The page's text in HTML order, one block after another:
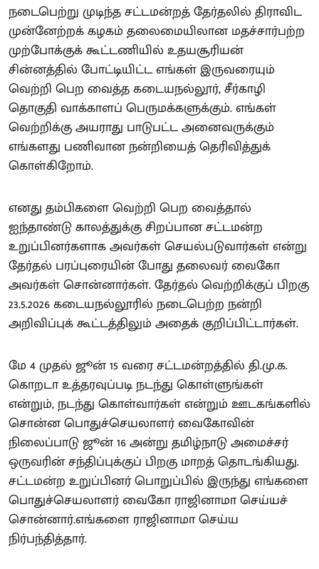
நடைபெற்று முடிந்த சட்டமன்றத் தேர்தலில் திராவிட
முன்னேற்றக் கழகம் தலைமையிலான மதச்சார்பற்ற
முற்போக்குக் கூட்டணியில் உதயசூரியன்
சின்னத்தில் போட்டியிட்ட எங்கள் இருவரையும்
வெற்றி பெற வைத்த கடையநல்லூர், சீர்காழி
தொகுதி வாக்காளப் பெருமக்களுக்கும். எங்கள்
வெற்றிக்கு அயராது பாடுபட்ட அனைவருக்கும்
எங்களது பணிவான நன்றியைத் தெரிவித்துக்
கொள்கிறோம்.
எனது தம்பிகளை வெற்றி பெற வைத்தால்
ஐந்தாண்டு காலத்துக்கு சிறப்பான சட்டமன்ற
உறுப்பினர்களாக அவர்கள் செயல்படுவார்கள் என்று
தேர்தல் பரப்புரையின் போது தலைவர் வைகோ
அவர்கள் சொன்னார்கள். தேர்தல் வெற்றிக்குப் பிறகு
23.5.2026 கடையநல்லூரில் நடைபெற்ற நன்றி
அறிவிப்புக் கூட்டத்திலும் அதைக் குறிப்பிட்டார்கள்.
மே 4 முதல் ஜூன் 15 வரை சட்டமன்றத்தில் தி.மு.க.
கொறடா உத்தரவுப்படி நடந்து கொள்ளுங்கள்
என்றும், நடந்து கொள்வார்கள் என்றும் ஊடகங்களில்
சொன்ன பொதுச்செயலாளர் வைகோவின்
நிலைப்பாடு ஜூன் 16 அன்று தமிழ்நாடு அமைச்சர்
ஒருவரின் சந்திப்புக்குப் பிறகு மாறத் தொடங்கியது.
சட்டமன்ற உறுப்பினர் பொறுப்பில் இருந்து எங்களை
பொதுச்செயலாளர் வைகோ ராஜினாமா செய்யச்
சொன்னார்.எங்களை ராஜினாமா செய்ய
நிர்பந்தித்தார்.